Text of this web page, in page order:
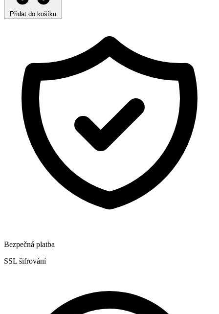
Přidat do košíku
Bezpečná platba
SSL šifrování